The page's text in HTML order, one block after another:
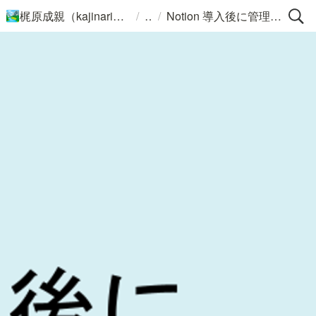
🏞️ 梶原成親（kajinari）のポートフォリオ / / Notion 導入後に管理者が考えると良いこと